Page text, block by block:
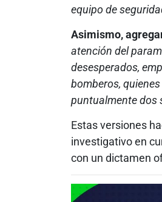
equipo de
Asimismo,
atención del
desesperados,
bomberos,
puntualmente dos
Estas versiones
investigativo en
con un dictamen